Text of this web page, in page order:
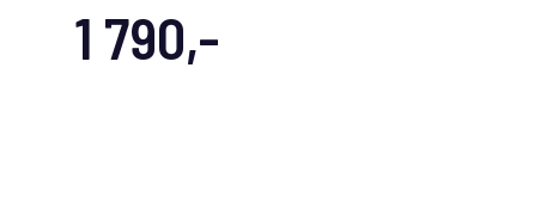
1 790,-